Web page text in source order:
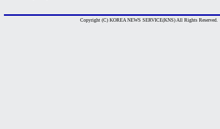
Copyright (C) KOREA NEWS SERVICE(KNS) All Rights Reserved.